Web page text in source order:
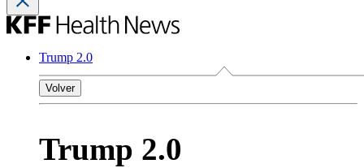
Trump 2.0
Volver
Trump 2.0